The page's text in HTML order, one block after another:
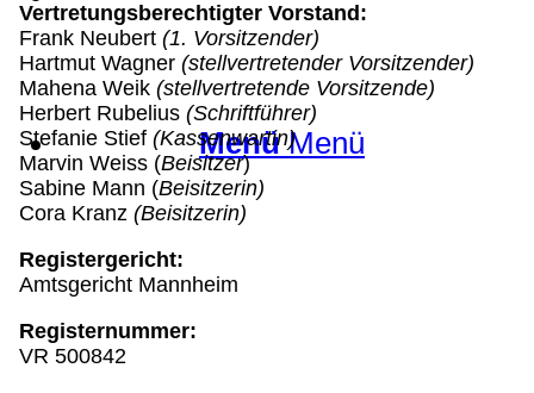
Menü Menü
Vertretungsberechtigter Vorstand:
Frank Neubert(1. Vorsitzender)
Hartmut Wagner(stellvertretender Vorsitzender)
Mahena Weik(stellvertretende Vorsitzende)
Herbert Rubelius (Schriftführer)
Stefanie Stief(Kassenwartin)
Marvin Weiss (Beisitzer)
Sabine Mann (Beisitzerin)
Cora Kranz(Beisitzerin)
Registergericht:
Amtsgericht Mannheim
Registernummer:
VR 500842